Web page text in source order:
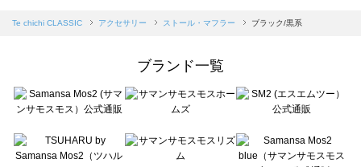
Samansa Mos2 blue（サマンサモスモス ブルー）のストール・マフラー一覧
sō4ū（ソウフォーユー）のストール・マフラー一覧
Te chichi（テチチ）のストール・マフラー一覧
Te chichi CLASSIC（テチチ クラシック）のストール・マフラー一覧
Lugnoncure（ルノンキュール）のストール・マフラー一覧
BETTY'S BLUE（べティーズブルー）のストール・マフラー一覧
Te chichi CLASSIC アクセサリー ストール・マフラー ブラック/黒系
ブランド一覧